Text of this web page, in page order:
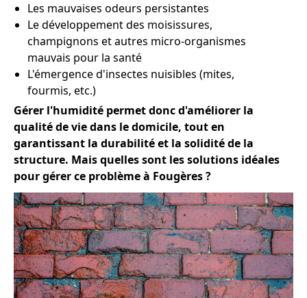
Les mauvaises odeurs persistantes
Le développement des moisissures,
champignons et autres micro-organismes
mauvais pour la santé
L'émergence d'insectes nuisibles (mites,
fourmis, etc.)
Gérer l'humidité permet donc d'améliorer la
qualité de vie dans le domicile, tout en
garantissant la durabilité et la solidité de la
structure. Mais quelles sont les solutions idéales
pour gérer ce problème à Fougères ?